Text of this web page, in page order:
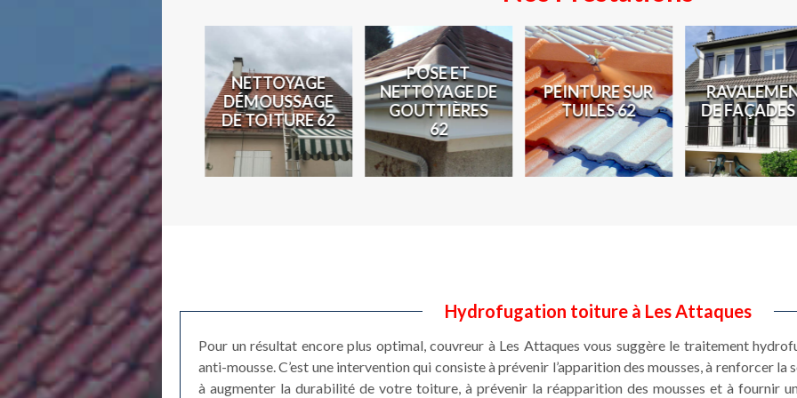
COUVREUR 62
NETTOYAGE
DÉMOUSSAGE
DE TOITURE 62
POSE ET
NETTOYAGE DE
GOUTTIÈRES
62
PEINTURE SUR
TUILES 62
DE
Hydrofugation toiture à Les Attaques
Pour un résultat encore plus optimal, couvreur à Les Attaques vous suggère le traitement
anti-mousse. C’est une intervention qui consiste à prévenir l’apparition des mousses, à renforcer
à augmenter la durabilité de votre toiture, à prévenir la réapparition des mousses et à fournir